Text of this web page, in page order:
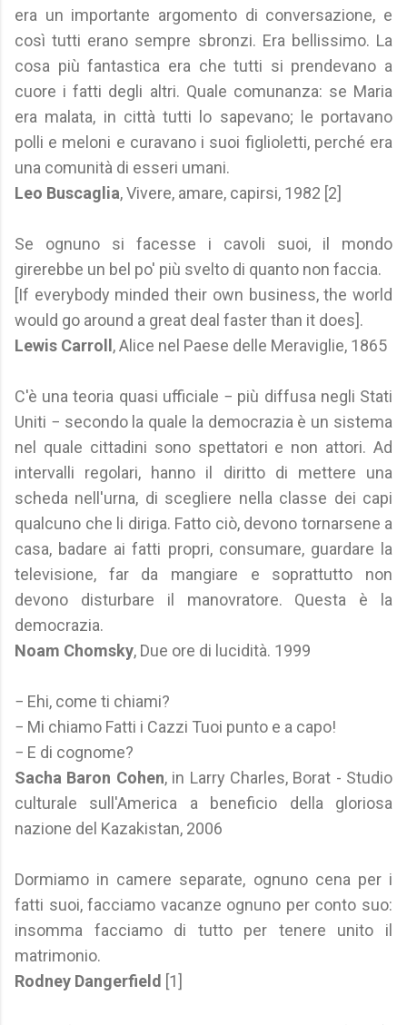
era un importante argomento di conversazione, e
così tutti erano sempre sbronzi. Era bellissimo. La
cosa più fantastica era che tutti si prendevano a
cuore i fatti degli altri. Quale comunanza: se Maria
era malata, in città tutti lo sapevano; le portavano
polli e meloni e curavano i suoi figlioletti, perché era
una comunità di esseri umani.
Leo Buscaglia, Vivere, amare, capirsi, 1982 [2]
Se ognuno si facesse i cavoli suoi, il mondo
girerebbe un bel po' più svelto di quanto non faccia.
[If everybody minded their own business, the world
would go around a great deal faster than it does].
Lewis Carroll , Alice nel Paese delle Meraviglie, 1865
C'è una teoria quasi ufficiale − più diffusa negli Stati
Uniti − secondo la quale la democrazia è un sistema
nel quale cittadini sono spettatori e non attori. Ad
intervalli regolari, hanno il diritto di mettere una
scheda nell'urna, di scegliere nella classe dei capi
qualcuno che li diriga. Fatto ciò, devono tornarsene a
casa, badare ai fatti propri, consumare, guardare la
televisione, far da mangiare e soprattutto non
devono disturbare il manovratore. Questa è la
democrazia.
Noam Chomsky, Due ore di lucidità. 1999
− Ehi, come ti chiami?
− Mi chiamo Fatti i Cazzi Tuoi punto e a capo!
− E di cognome?
Sacha Baron Cohen, in Larry Charles, Borat - Studio
culturale sull'America a beneficio della gloriosa
nazione del Kazakistan, 2006
Dormiamo in camere separate, ognuno cena per i
fatti suoi, facciamo vacanze ognuno per conto suo:
insomma facciamo di tutto per tenere unito il
matrimonio.
Rodney Dangerfield [1]